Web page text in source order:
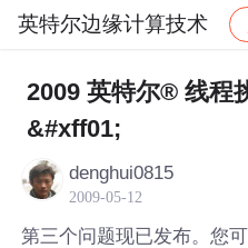
英特尔边缘计算技术
社区 英特尔边缘计算
2009 英特尔® 线程
&#xff01;
denghui0815
2009-05-12
第三个问题现已发布。您